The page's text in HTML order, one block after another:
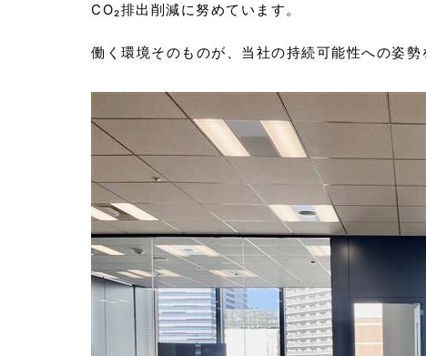
CO₂排出削減に努めています。
働く環境そのものが、当社の持続可能性への姿